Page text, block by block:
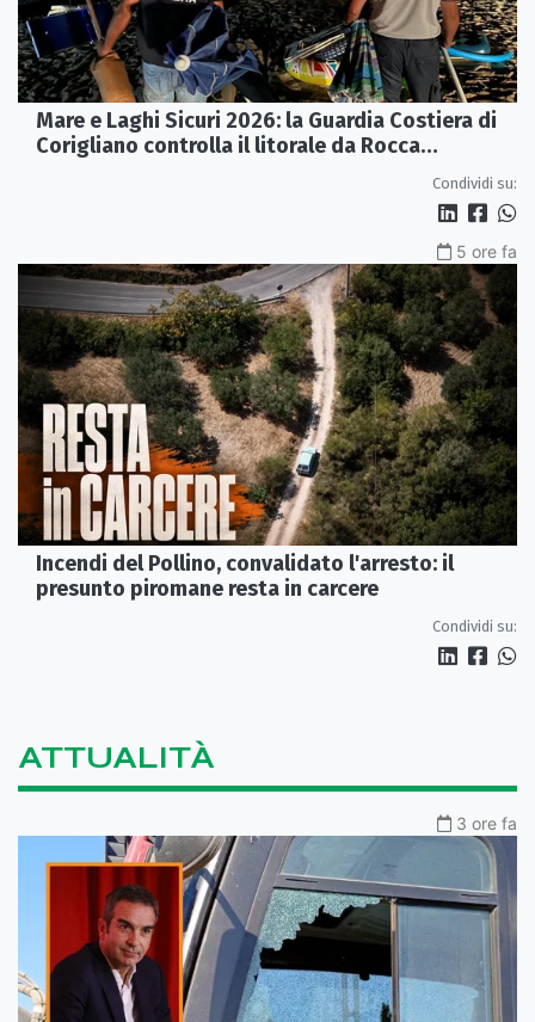
Mare e Laghi Sicuri 2026: la Guardia Costiera di
Corigliano controlla il litorale da Rocca
Condividi su:
5 ore fa
Incendi del Pollino, convalidato l'arresto: il
presunto piromane resta in carcere
Condividi su:
ATTUALITÀ
3 ore fa